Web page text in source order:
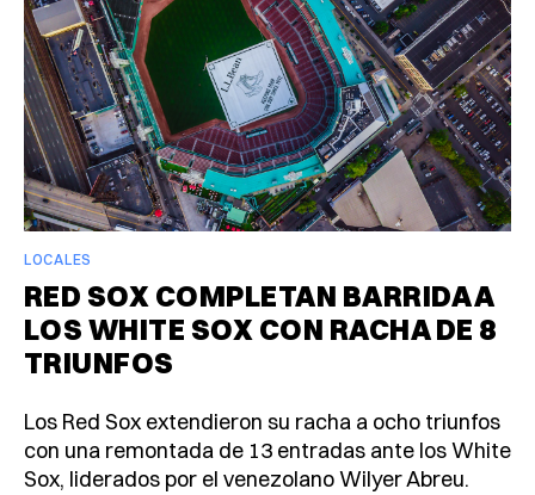
LOCALES
RED SOX COMPLETAN BARRIDA A
LOS WHITE SOX CON RACHA DE 8
TRIUNFOS
Los Red Sox extendieron su racha a ocho triunfos
con una remontada de 13 entradas ante los White
Sox, liderados por el venezolano Wilyer Abreu.